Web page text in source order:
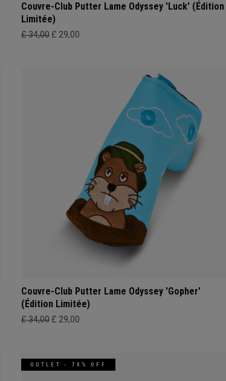
Couvre-Club Putter Lame Odyssey 'Luck' (Édition
Limitée)
£ 34,00 £ 29,00
Couvre-Club Putter Lame Odyssey 'Gopher'
(Édition Limitée)
£ 34,00 £ 29,00
OUTLET - 70% OFF